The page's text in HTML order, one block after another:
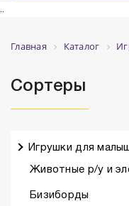
..
Главная Каталог
Сортеры
Игрушки для
Животные р/у и
Бизиборды